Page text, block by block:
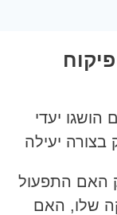
יעדי
יעילה
האם התפעול
שלו, האם